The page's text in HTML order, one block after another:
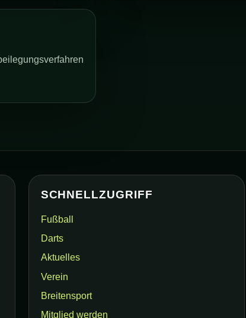
SCHNELLZUGRIFF
Fußball
Darts
Aktuelles
Verein
Breitensport
Mitglied werden